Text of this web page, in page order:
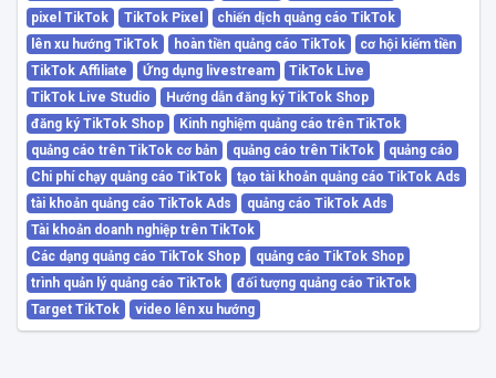
pixel TikTok
TikTok Pixel
chiến dịch quảng cáo TikTok
lên xu hướng TikTok
hoàn tiền quảng cáo TikTok
cơ hội kiếm tiền
TikTok Affiliate
Ứng dụng livestream
TikTok Live
TikTok Live Studio
Hướng dẫn đăng ký TikTok Shop
đăng ký TikTok Shop
Kinh nghiệm quảng cáo trên TikTok
quảng cáo trên TikTok cơ bản
quảng cáo trên TikTok
quảng cáo
Chi phí chạy quảng cáo TikTok
tạo tài khoản quảng cáo TikTok Ads
tài khoản quảng cáo TikTok Ads
quảng cáo TikTok Ads
Tài khoản doanh nghiệp trên TikTok
Các dạng quảng cáo TikTok Shop
quảng cáo TikTok Shop
trình quản lý quảng cáo TikTok
đối tượng quảng cáo TikTok
Target TikTok
video lên xu hướng